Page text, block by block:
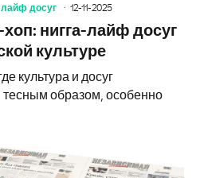
досуг 12-11-2025
нигга-лайф досуг
культуре
культура и досуг
образом, особенно